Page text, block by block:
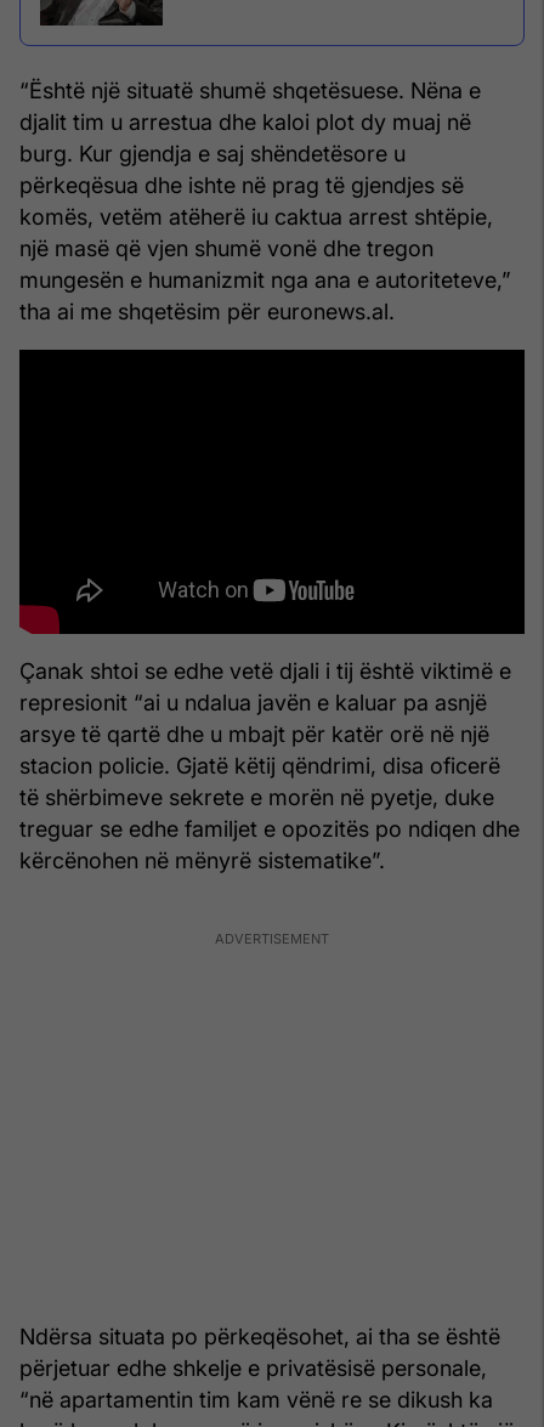
“Është një situatë shumë shqetësuese. Nëna e
djalit tim u arrestua dhe kaloi plot dy muaj në
burg. Kur gjendja e saj shëndetësore u
përkeqësua dhe ishte në prag të gjendjes së
komës, vetëm atëherë iu caktua arrest shtëpie,
një masë që vjen shumë vonë dhe tregon
mungesën e humanizmit nga ana e autoriteteve,”
tha ai me shqetësim për euronews.al.
Çanak shtoi se edhe vetë djali i tij është viktimë e
represionit “ai u ndalua javën e kaluar pa asnjë
arsye të qartë dhe u mbajt për katër orë në një
stacion policie. Gjatë këtij qëndrimi, disa oficerë
të shërbimeve sekrete e morën në pyetje, duke
treguar se edhe familjet e opozitës po ndiqen dhe
kërcënohen në mënyrë sistematike”.
Ndërsa situata po përkeqësohet, ai tha se është
përjetuar edhe shkelje e privatësisë personale,
“në apartamentin tim kam vënë re se dikush ka